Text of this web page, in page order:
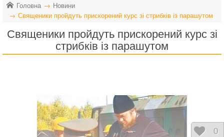
Головна
Новини
Священики пройдуть прискорений курс зі стрибків із парашутом
Священики пройдуть прискорений курс зі
стрибків із парашутом
0